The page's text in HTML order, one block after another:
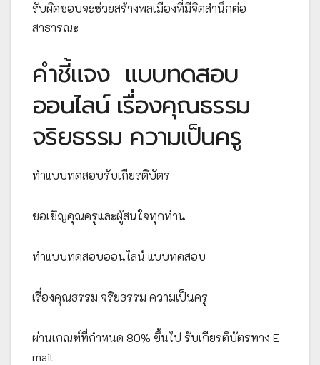
รับผิดชอบจะช่วยสร้างพลเมืองที่มีจิตสำนึกต่อ
สาธารณะ
คำชี้แจง แบบทดสอบ
ออนไลน์ เรื่องคุณธรรม
จริยธรรม ความเป็นครู
ทำแบบทดสอบรับเกียรติบัตร
ขอเชิญคุณครูและผู้สนใจทุกท่าน
ทำแบบทดสอบออนไลน์ แบบทดสอบ
เรื่องคุณธรรม จริยธรรม ความเป็นครู
ผ่านเกณฑ์ที่กำหนด 80% ขึ้นไป รับเกียรติบัตรทาง E-
mail